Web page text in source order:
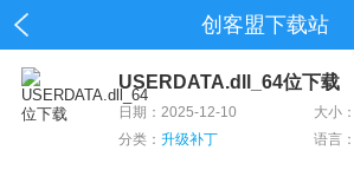
创客盟下载站
USERDATA.dll_64位下载
日期：2025-12-10
大小
分类： 升级补丁 语言